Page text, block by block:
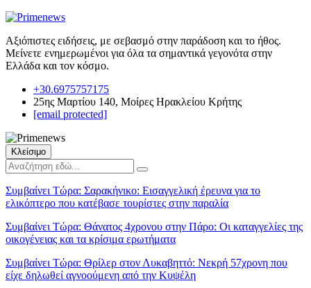
Αξιόπιστες ειδήσεις, με σεβασμό στην παράδοση και το ήθος.
Μείνετε ενημερωμένοι για όλα τα σημαντικά γεγονότα στην
Ελλάδα και τον κόσμο.
+30.6975757175
25ης Μαρτίου 140, Μοίρες Ηρακλείου Κρήτης
[email protected]
Κλείσιμο
Συμβαίνει Τώρα: Σαρακήνικο: Εισαγγελική έρευνα για το
ελικόπτερο που κατέβασε τουρίστες στην παραλία
Συμβαίνει Τώρα: Θάνατος 4χρονου στην Πάρο: Οι καταγγελίες της
οικογένειας και τα κρίσιμα ερωτήματα
Συμβαίνει Τώρα: Θρίλερ στον Λυκαβηττό: Νεκρή 57χρονη που
είχε δηλωθεί αγνοούμενη από την Κυψέλη